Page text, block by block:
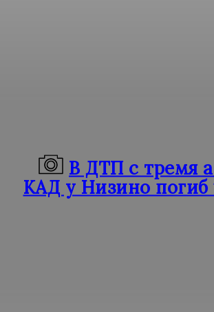
В ДТП с тремя
КАД у Низино погиб